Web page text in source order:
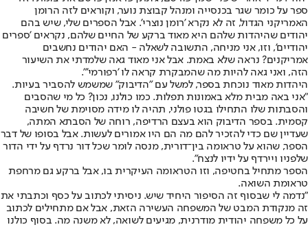
ספר על כומר שגר בכנסייה ומנהל קבוצת נוער, וקוראים לזה הרומן
האמריקני הגדול, זה לא נקרא 'רומן נוצרי'. אבל הספרים שלי, שיש בהם
יהודים שהיהדות שלהם היא מאוד ברקע של החיים שלהם, נקראים 'ספרים
יהודיים', וזו, אני מניחה, התשובה לשאלה - האם יהודים נחשבים
אמריקנים? נראה שלא באמת. אבל אני מאוד גאה שלמדתי את השיעור
הזה, ואני גאה להיות מה שהמבקרת קראה לו 'רפורמי'".
היהדות מאוד נוכחת בספר, למשל עם "הדיבוק" שמשמש להסביר בעיות.
"אני באה מבית מלא באמונות תפלות. כמו כולנו, נכון? כל מי שהסבים
והסבתות שלו התחילו בגטו פולני, תהיה לו מידה מסוימת של חשיבה
קסמית. בספר הדיבוק הוא בעצם הרדיפה, רוחה של הסבתא המתה,
שעדיין שם כדי להזכיר להם מה הם היו אמורים לעשות. אבל בסופו של דבר
הספר, שהוא על טראומה בין־דורית, מנסה לומר שכל דור נרדף על ידי הדור
שלפניו ויירדף על ידיו לנצח".
הספר מתחיל בחטיפה, וזו הטראומה העיקרית בו, אבל ברקע גם מרחפת
טראומת השואה.
"נדמה לי שבסוף זה הסיפור היחיד שיש. ניסיתי לכתוב על כסף וכתבתי את
זה מנקודת המבט של המשפחה העשירה הזאת, אבל אם מתחילים לכתוב
על כל משפחה יהודית מודרנית, מגיעים לשואה, לא משנה מה. בסוף כולנו